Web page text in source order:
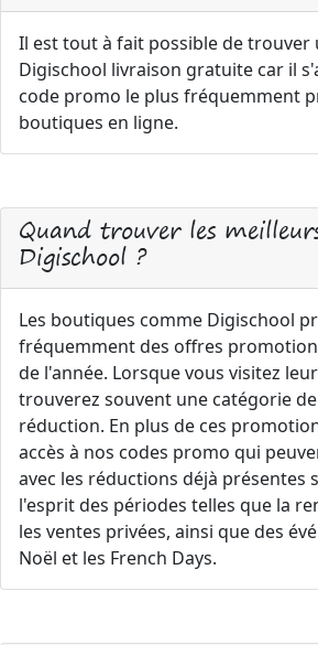
Il est tout à fait possible de trouver
Digischool livraison gratuite car il
code promo le plus fréquemment
boutiques en ligne.
Quand trouver les
Digischool ?
Les boutiques comme Digischool
fréquemment des offres
de l'année. Lorsque vous visitez
trouverez souvent une catégorie
réduction. En plus de ces
accès à nos codes promo qui
avec les réductions déjà présentes
l'esprit des périodes telles que la
les ventes privées, ainsi que des
Noël et les French Days.